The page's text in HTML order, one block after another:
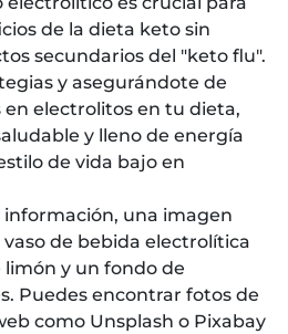
de la dieta keto sin
secundarios del "keto flu".
y asegurándote de
electrolitos en tu dieta,
y lleno de energía
de vida bajo en
una imagen
de bebida electrolítica
limón y un fondo de
Puedes encontrar fotos de
como Unsplash o Pixabay